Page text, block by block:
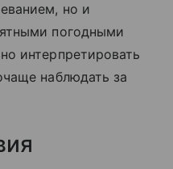
но и
погодными
интерпретировать
наблюдать за